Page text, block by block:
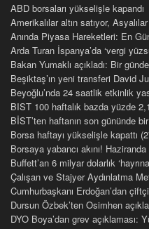
ABD borsaları yükselişle kapandı
Amerikalılar altın satıyor,
Anında Piyasa Hareketleri: En
Arda Turan İspanya’da ‘vergi
Bakan Yumaklı açıkladı: Bir
Beşiktaş’ın yeni transferi David
Beyoğlu’nda 24 saatlik etkinlik
BIST 100 haftalık bazda yüzde
BİST’ten haftanın son gününde
Borsa haftayı yükselişle kapattı
Borsaya yabancı akını!
Buffett’an 6 milyar dolarlık
Çalışan ve Stajyer Aydınlatma
Cumhurbaşkanı Erdoğan’dan
Dursun Özbek’ten Osimhen
DYO Boya’dan grev açıklaması: